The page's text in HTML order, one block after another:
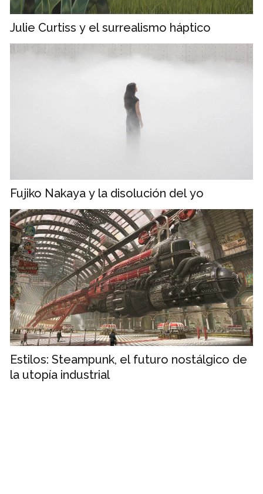
Julie Curtiss y el surrealismo háptico
Fujiko Nakaya y la disolución del yo
Estilos: Steampunk, el futuro nostálgico de
la utopía industrial